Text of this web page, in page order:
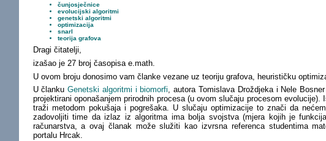
čunjosječnice
evolucijski algoritmi
genetski algoritmi
optimizacija
snarl
teorija grafova
Dragi čitatelji,
izašao je 27 broj časopisa e.math.
U ovom broju donosimo vam članke vezane uz teoriju grafova, heurističku
U člankuGenetski algoritmi i biomorfi, autora Tomislava Droždjeka i Nele
projektirani oponašanjem prirodnih procesa (u ovom slučaju procesom
traži metodom pokušaja i pogrešaka. U slučaju optimizacije to znači da
zadovoljiti time da izlaz iz algoritma ima bolja svojstva (mjera kojih je
računarstva, a ovaj članak može služiti kao izvrsna referenca studentima
portalu Hrcak.